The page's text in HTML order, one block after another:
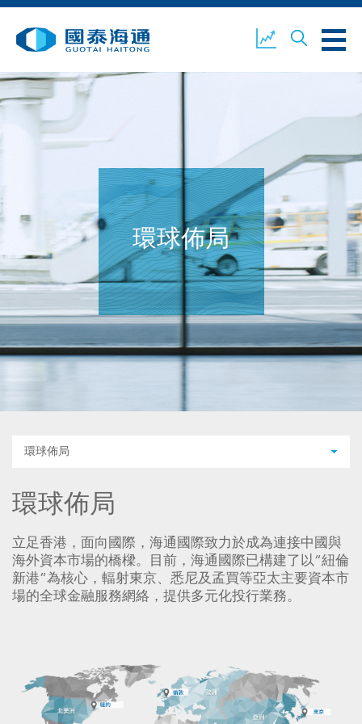
關於我們 公司新聞
環境、社會及企業管治 國泰海通證券 聯絡我們
客戶登入
環球佈局
環球佈局
環球佈局
立足香港，面向國際，海通國際致力於成為連接中國與
海外資本市場的橋樑。目前，海通國際已構建了以“紐倫
新港”為核心，輻射東京、悉尼及孟買等亞太主要資本市
場的全球金融服務網絡，提供多元化投行業務。